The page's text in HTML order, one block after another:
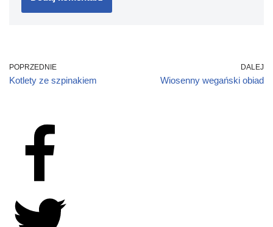
POPRZEDNIE
Kotlety ze szpinakiem
DALEJ
Wiosenny wegański obiad